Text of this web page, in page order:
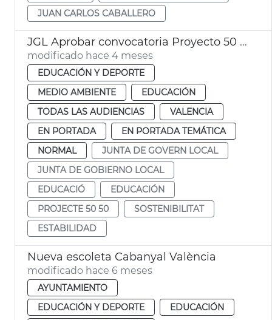
JUAN CARLOS CABALLERO
JGL Aprobar convocatoria Proyecto 50 50 curso 2026-2027
modificado hace 4 meses
EDUCACIÓN Y DEPORTE
MEDIO AMBIENTE
EDUCACIÓN
TODAS LAS AUDIENCIAS
VALENCIA
EN PORTADA
EN PORTADA TEMÁTICA
NORMAL
JUNTA DE GOVERN LOCAL
JUNTA DE GOBIERNO LOCAL
EDUCACIÓ
EDUCACIÓN
PROJECTE 50 50
SOSTENIBILITAT
ESTABILIDAD
Nueva escoleta Cabanyal València
modificado hace 6 meses
AYUNTAMIENTO
EDUCACIÓN Y DEPORTE
EDUCACIÓN